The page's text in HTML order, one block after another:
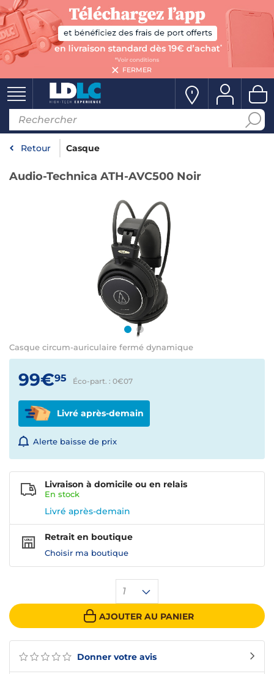
FERMER
Retour Casque
Audio-Technica ATH-AVC500 Noir
Casque circum-auriculaire fermé dynamique
Donner votre avis
99€95 Éco-part. : 0€07
Livré après-demain
Alerte baisse de prix
1
AJOUTER AU PANIER
Livraison à domicile ou en relais
En stock
Livré après-demain
Retrait en boutique
Choisir ma boutique